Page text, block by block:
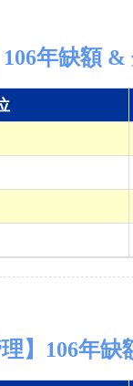
106年缺額
理】106年